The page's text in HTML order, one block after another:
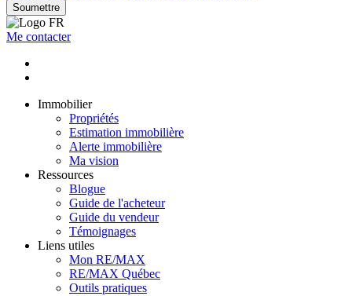
Soumettre
Me contacter
Immobilier
Propriétés
Estimation immobilière
Alerte immobilière
Ma vision
Ressources
Blogue
Guide de l'acheteur
Guide du vendeur
Témoignages
Liens utiles
Mon RE/MAX
RE/MAX Québec
Outils pratiques